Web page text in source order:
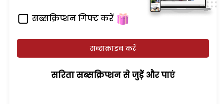
सब्सक्रिप्शन गिफ्ट करें
सब्सक्राइब करें
सरिता सब्सक्रिप्शन से जुड़ेें और पाएं